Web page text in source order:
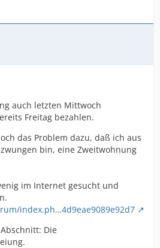
auch letzten Mittwoch
Freitag bezahlen.
das Problem dazu, daß ich aus
bin, eine Zweitwohnung
im Internet gesucht und
index.ph…4d9eae9089e92d7
Die